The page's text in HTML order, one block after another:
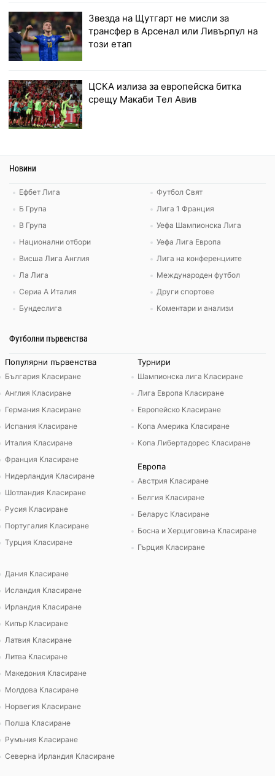
Звезда на Щутгарт не мисли за
трансфер в Арсенал или Ливърпул на
този етап
ЦСКА излиза за европейска битка
срещу Макаби Тел Авив
Новини
Ефбет Лига
Б Група
В Група
Национални отбори
Висша Лига Англия
Ла Лига
Сериа А Италия
Бундеслига
Футбол Свят
Лига 1 Франция
Уефа Шампионска Лига
Уефа Лига Европа
Лига на конференциите
Международен футбол
Други спортове
Коментари и анализи
Футболни първенства
Популярни първенства
България Класиране
Англия Класиране
Германия Класиране
Испания Класиране
Италия Класиране
Франция Класиране
Нидерландия Класиране
Шотландия Класиране
Русия Класиране
Португалия Класиране
Турция Класиране
Турнири
Шампионска лига Класиране
Лига Европа Класиране
Европейско Класиране
Копа Америка Класиране
Копа Либертадорес Класиране
Европа
Австрия Класиране
Белгия Класиране
Беларус Класиране
Босна и Херциговина Класиране
Гърция Класиране
Дания Класиране
Исландия Класиране
Ирландия Класиране
Кипър Класиране
Латвия Класиране
Литва Класиране
Македония Класиране
Молдова Класиране
Норвегия Класиране
Полша Класиране
Румъния Класиране
Северна Ирландия Класиране